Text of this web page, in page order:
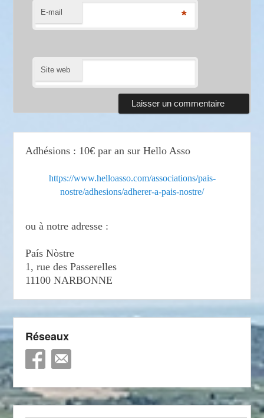
E-mail *
Site web
Adhésions : 10€ par an sur Hello Asso
https://www.helloasso.com/associations/pais-
nostre/adhesions/adherer-a-pais-nostre/
ou à notre adresse :
País Nòstre
1, rue des Passerelles
11100 NARBONNE
Réseaux